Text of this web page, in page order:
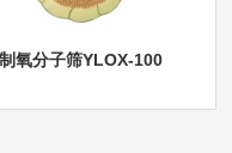
制氧分子筛YLOX-100